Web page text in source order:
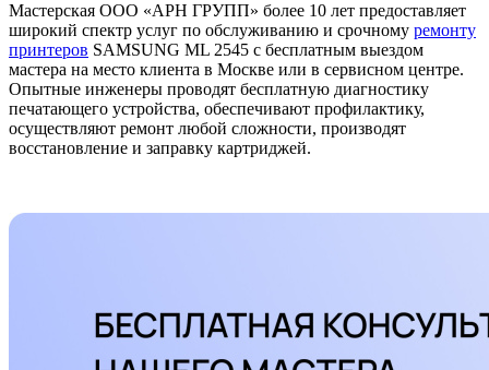
Мастерская ООО «АРН ГРУПП» более 10 лет предоставляет
широкий спектр услуг по обслуживанию и срочному ремонту
принтеров SAMSUNG ML 2545 с бесплатным выездом
мастера на место клиента в Москве или в сервисном центре.
Опытные инженеры проводят бесплатную диагностику
печатающего устройства, обеспечивают профилактику,
осуществляют ремонт любой сложности, производят
восстановление и заправку картриджей.